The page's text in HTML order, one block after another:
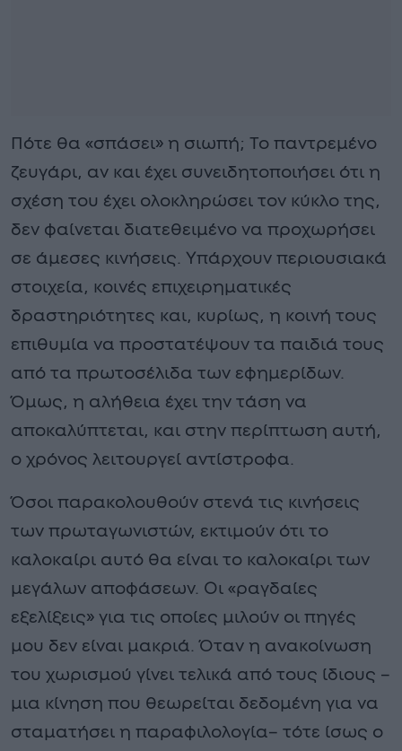
Πότε θα «σπάσει» η σιωπή; Το παντρεμένο
ζευγάρι, αν και έχει συνειδητοποιήσει ότι η
σχέση του έχει ολοκληρώσει τον κύκλο της,
δεν φαίνεται διατεθειμένο να προχωρήσει
σε άμεσες κινήσεις. Υπάρχουν περιουσιακά
στοιχεία, κοινές επιχειρηματικές
δραστηριότητες και, κυρίως, η κοινή τους
επιθυμία να προστατέψουν τα παιδιά τους
από τα πρωτοσέλιδα των εφημερίδων.
Όμως, η αλήθεια έχει την τάση να
αποκαλύπτεται, και στην περίπτωση αυτή,
ο χρόνος λειτουργεί αντίστροφα.
Όσοι παρακολουθούν στενά τις κινήσεις
των πρωταγωνιστών, εκτιμούν ότι το
καλοκαίρι αυτό θα είναι το καλοκαίρι των
μεγάλων αποφάσεων. Οι «ραγδαίες
εξελίξεις» για τις οποίες μιλούν οι πηγές
μου δεν είναι μακριά. Όταν η ανακοίνωση
του χωρισμού γίνει τελικά από τους ίδιους –
μια κίνηση που θεωρείται δεδομένη για να
σταματήσει η παραφιλολογία– τότε ίσως ο